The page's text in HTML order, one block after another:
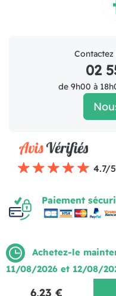
Achetez-le
11/08/2026 et 12/08/
6,23 €
02
de 9h00 à
4.7/5
Paiement
Mentions légales